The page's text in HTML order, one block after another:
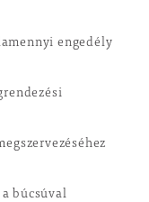
engedély
búcsúval